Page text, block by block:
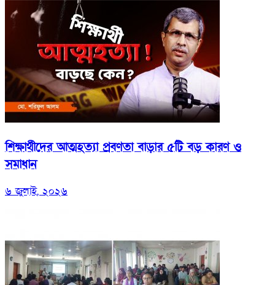
শিক্ষার্থীদের আত্মহত্যা প্রবণতা বাড়ার ৫টি বড় কারণ ও
সমাধান
৬ জুলাই, ২০২৬